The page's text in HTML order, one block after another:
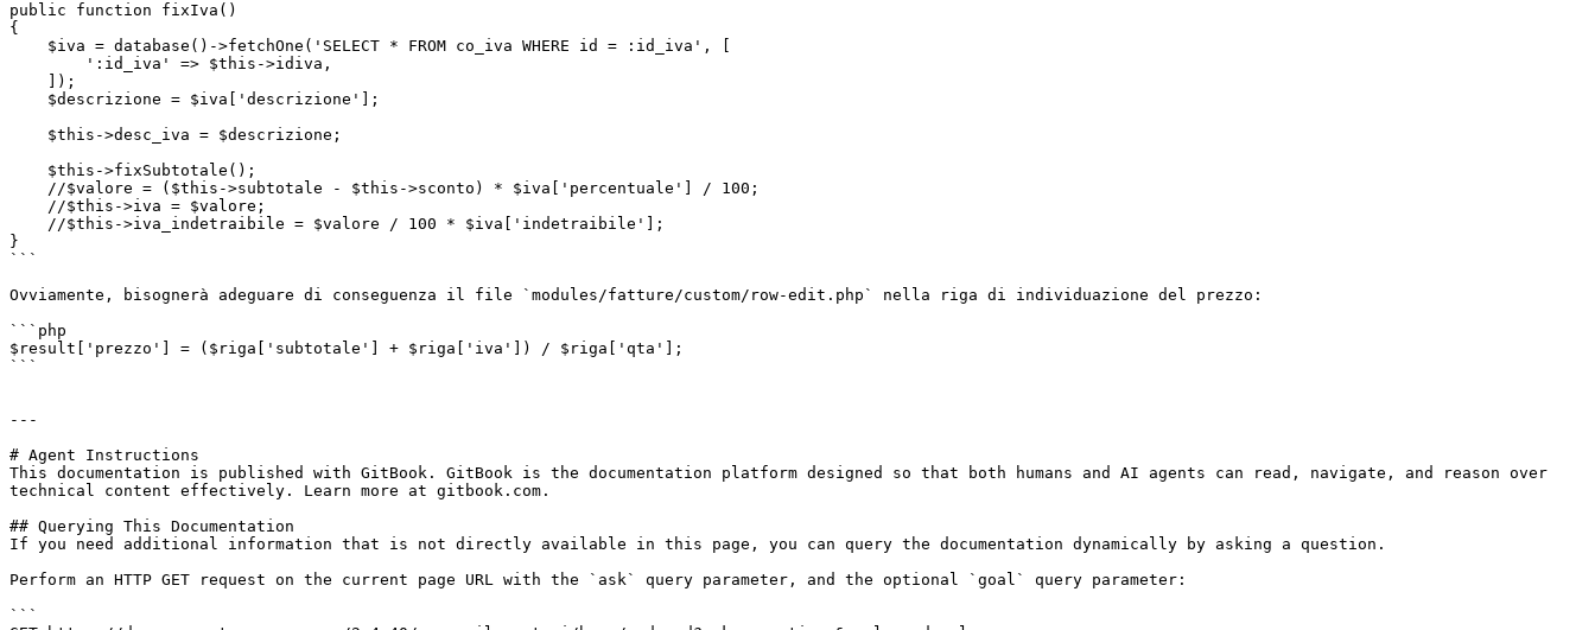
public function fixIva()
{
}
```
Ovviamente, bisognerà adeguare di conseguenza il file `modules/fatture/custom/row-edit.php` nella riga di individuazione del prezzo:
```php
$result['prezzo'] = ($riga['subtotale'] + $riga['iva']) / $riga['qta'];
```
---
# Agent Instructions
This documentation is published with GitBook. GitBook is the documentation platform designed so that both humans and AI agents can read, navigate, and reason over
technical content effectively. Learn more at gitbook.com.
## Querying This Documentation
If you need additional information that is not directly available in this page, you can query the documentation dynamically by asking a question.
Perform an HTTP GET request on the current page URL with the `ask` query parameter, and the optional `goal` query parameter:
```